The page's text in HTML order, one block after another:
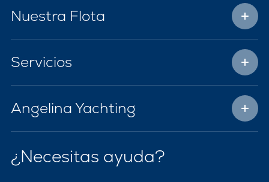
Nuestra Flota
Servicios
Angelina Yachting
¿Necesitas ayuda?